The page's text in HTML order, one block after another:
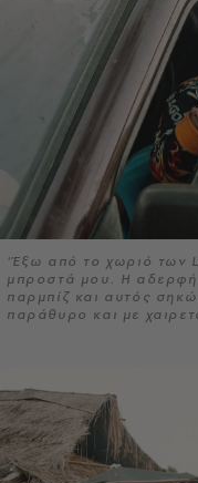
'Έξω από το χωριό των
μπροστά μου. Η αδερφή
παρμπίζ και αυτός
παράθυρο και με